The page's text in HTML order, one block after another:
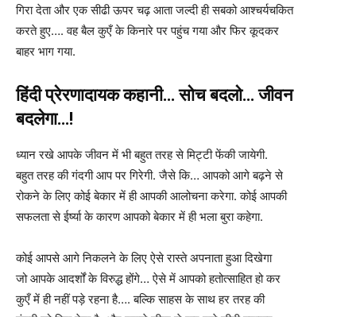
गिरा देता और एक सीढी ऊपर चढ़ आता जल्दी ही सबको आश्चर्यचकित
करते हुए…. वह बैल कुएँ के किनारे पर पहुंच गया और फिर कूदकर
बाहर भाग गया.
हिंदी प्रेरणादायक कहानी… सोच बदलो… जीवन
बदलेगा…!
ध्यान रखे आपके जीवन में भी बहुत तरह से मिट्टी फेंकी जायेगी.
बहुत तरह की गंदगी आप पर गिरेगी. जैसे कि… आपको आगे बढ़ने से
रोकने के लिए कोई बेकार में ही आपकी आलोचना करेगा. कोई आपकी
सफलता से ईर्ष्या के कारण आपको बेकार में ही भला बुरा कहेगा.
कोई आपसे आगे निकलने के लिए ऐसे रास्ते अपनाता हुआ दिखेगा
जो आपके आदर्शों के विरुद्ध होंगे… ऐसे में आपको हतोत्साहित हो कर
कुएँ में ही नहीं पड़े रहना है…. बल्कि साहस के साथ हर तरह की